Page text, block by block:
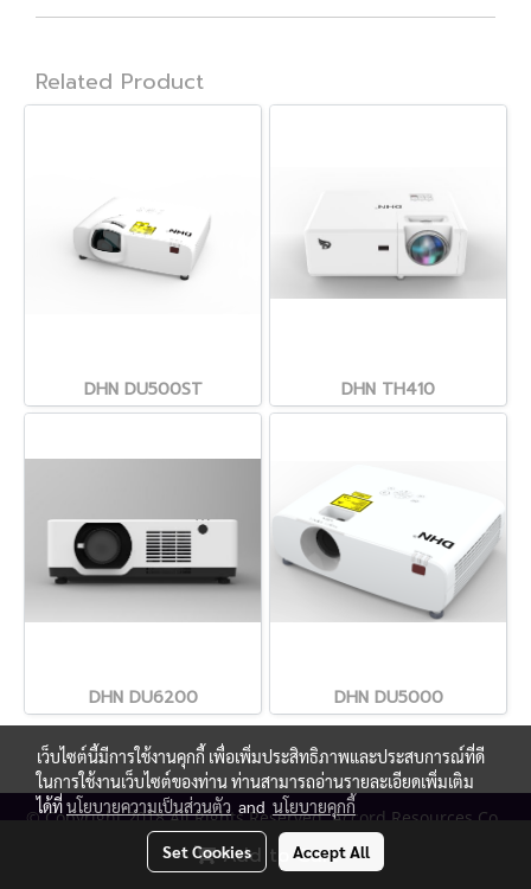
Add to Cart
Related Product
DHN DU500ST DHN TH410
DHN DU6200 DHN DU5000
© Copyright 2018 All Rights Reserved. Accord Resources Co.,
Ltd. (AR Technology)
เว็บไซต์นี้มีการใช้งานคุกกี้ เพื่อเพิ่มประสิทธิภาพและประสบการณ์ที่ดี
ในการใช้งานเว็บไซต์ของท่าน ท่านสามารถอ่านรายละเอียดเพิ่มเติม
ได้ที่นโยบายความเป็นส่วนตัว and นโยบายคุกกี้
Set Cookies Accept All